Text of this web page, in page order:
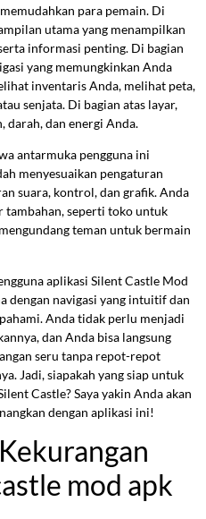
para pemain. Di
utama yang menampilkan
informasi penting. Di bagian
yang memungkinkan Anda
inventaris Anda, melihat peta,
senjata. Di bagian atas layar,
darah, dan energi Anda.
antarmuka pengguna ini
menyesuaikan pengaturan
suara, kontrol, dan grafik. Anda
tambahan, seperti toko untuk
teman untuk bermain
aplikasi Silent Castle Mod
dengan navigasi yang intuitif dan
Anda tidak perlu menjadi
dan Anda bisa langsung
seru tanpa repot-repot
Jadi, siapakah yang siap untuk
Castle? Saya yakin Anda akan
dengan aplikasi ini!
mod apk